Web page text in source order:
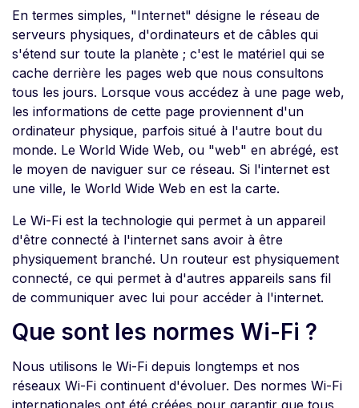
En termes simples, "Internet" désigne le réseau de
serveurs physiques, d'ordinateurs et de câbles qui
s'étend sur toute la planète ; c'est le matériel qui se
cache derrière les pages web que nous consultons
tous les jours. Lorsque vous accédez à une page web,
les informations de cette page proviennent d'un
ordinateur physique, parfois situé à l'autre bout du
monde. Le World Wide Web, ou "web" en abrégé, est
le moyen de naviguer sur ce réseau. Si l'internet est
une ville, le World Wide Web en est la carte.
Le Wi-Fi est la technologie qui permet à un appareil
d'être connecté à l'internet sans avoir à être
physiquement branché. Un routeur est physiquement
connecté, ce qui permet à d'autres appareils sans fil
de communiquer avec lui pour accéder à l'internet.
Que sont les normes Wi-Fi ?
Nous utilisons le Wi-Fi depuis longtemps et nos
réseaux Wi-Fi continuent d'évoluer. Des normes Wi-Fi